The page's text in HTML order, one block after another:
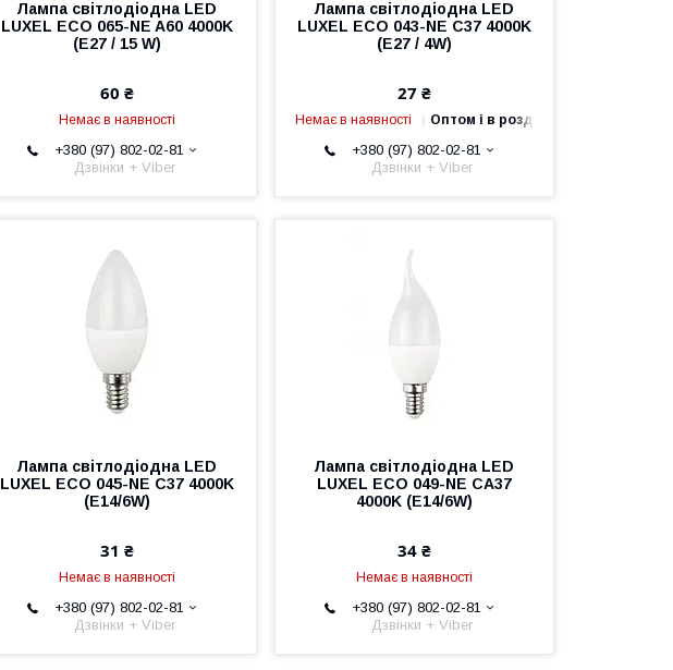
Лампа світлодіодна LED
LUXEL ECO 065-NE A60 4000K
(E27 / 15 W)
60 ₴
Немає в наявності
+380 (97) 802-02-81
Дзвінки + Viber
Лампа світлодіодна LED
LUXEL ECO 043-NE C37 4000K
(E27 / 4W)
27 ₴
Немає в наявності Оптом і в роздріб
+380 (97) 802-02-81
Дзвінки + Viber
Лампа світлодіодна LED
LUXEL ECO 045-NE C37 4000K
(E14/6W)
31 ₴
Немає в наявності
+380 (97) 802-02-81
Дзвінки + Viber
Лампа світлодіодна LED
LUXEL ECO 049-NE CA37
4000K (E14/6W)
34 ₴
Немає в наявності
+380 (97) 802-02-81
Дзвінки + Viber